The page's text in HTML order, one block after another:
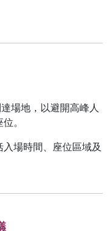
場地，以避開高峰人
。
入場時間、座位區域及